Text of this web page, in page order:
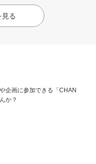
る
企画に参加できる「CHAN
か？